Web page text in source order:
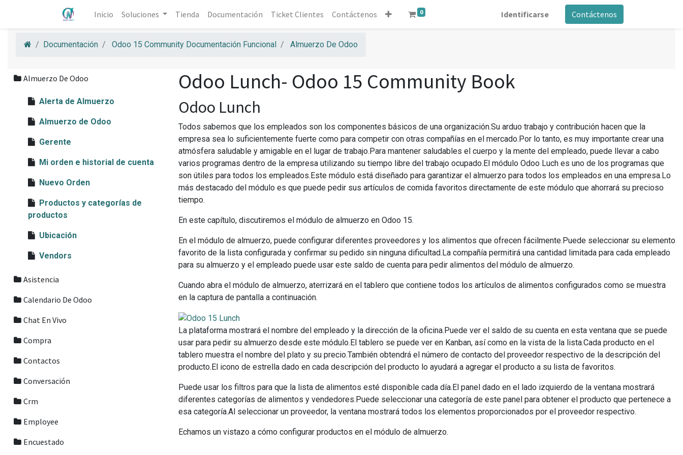
Inicio Soluciones Tienda Documentación Ticket Clientes Contáctenos 0 Identificarse Contáctenos
Documentación Odoo 15 Community Documentación Funcional Almuerzo De Odoo
Almuerzo De Odoo
Alerta de Almuerzo
Almuerzo de Odoo
Gerente
Mi orden e historial de cuenta
Nuevo Orden
Productos y categorías de
productos
Ubicación
Vendors
Asistencia
Calendario De Odoo
Chat En Vivo
Compra
Contactos
Conversación
Crm
Employee
Encuestado
Odoo Lunch- Odoo 15 Community Book
Odoo Lunch
Todos sabemos que los empleados son los componentes básicos de una organización.Su arduo trabajo y contribución hacen que la
empresa sea lo suficientemente fuerte como para competir con otras compañías en el mercado.Por lo tanto, es muy importante crear una
atmósfera saludable y amigable en el lugar de trabajo.Para mantener saludables el cuerpo y la mente del empleado, puede llevar a cabo
varios programas dentro de la empresa utilizando su tiempo libre del trabajo ocupado.El módulo Odoo Luch es uno de los programas que
son útiles para todos los empleados.Este módulo está diseñado para garantizar el almuerzo para todos los empleados en una empresa.Lo
más destacado del módulo es que puede pedir sus artículos de comida favoritos directamente de este módulo que ahorrará su precioso
tiempo.
En este capítulo, discutiremos el módulo de almuerzo en Odoo 15.
En el módulo de almuerzo, puede configurar diferentes proveedores y los alimentos que ofrecen fácilmente.Puede seleccionar su elemento
favorito de la lista configurada y confirmar su pedido sin ninguna dificultad.La compañía permitirá una cantidad limitada para cada empleado
para su almuerzo y el empleado puede usar este saldo de cuenta para pedir alimentos del módulo de almuerzo.
Cuando abra el módulo de almuerzo, aterrizará en el tablero que contiene todos los artículos de alimentos configurados como se muestra
en la captura de pantalla a continuación.
La plataforma mostrará el nombre del empleado y la dirección de la oficina.Puede ver el saldo de su cuenta en esta ventana que se puede
usar para pedir su almuerzo desde este módulo.El tablero se puede ver en Kanban, así como en la vista de la lista.Cada producto en el
tablero muestra el nombre del plato y su precio.También obtendrá el número de contacto del proveedor respectivo de la descripción del
producto.El icono de estrella dado en cada descripción del producto lo ayudará a agregar el producto a su lista de favoritos.
Puede usar los filtros para que la lista de alimentos esté disponible cada día.El panel dado en el lado izquierdo de la ventana mostrará
diferentes categorías de alimentos y vendedores.Puede seleccionar una categoría de este panel para obtener el producto que pertenece a
esa categoría.Al seleccionar un proveedor, la ventana mostrará todos los elementos proporcionados por el proveedor respectivo.
Echamos un vistazo a cómo configurar productos en el módulo de almuerzo.